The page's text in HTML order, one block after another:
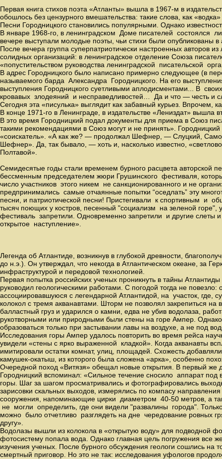
Первая книга стихов поэта «Атланты» вышла в 1967-м в
обошлось без цензурного вмешательства: такие слова, как
Песни Городницкого становились популярными. Однако
В январе 1968-го, в ленинградском Доме писателей состоялся
вечере выступали молодые поэты, чьи стихи были опубликованы
После вечера группа суперпатриотически настроенных авторов
солидных организаций: в ленинградское отделение Союза
«попустительством руководства ленинградской писательской
В адрес Городницкого было написано примерно следующее (в
называемого барда Александра Городницкого. На его
выступления Городницкого суетливыми аплодисментами... В
кровавых злодеяний и несправедливостей… Да и что — честь и
Сегодня эта «писулька» выглядит как забавный курьез. Впрочем,
В конце 1971-го в Ленинграде, в издательстве «Лениздат» вышла
В это время Городницкий подал документы для приема в Союз
такими рекомендациями в Союз могут и не принять».
«соискатель». «А как же? — продолжал Шефнер, — Слуцкий,
Шефнер». Да, так бывало, — хоть и, насколько известно,
Полтавой».
Семидесятые годы стали временем бурного расцвета авторской
бессменным председателем жюри Грушинского фестиваля,
число участников этого никем не санкционированного и не
предпринимались самые отчаянные попытки “оседлать” эту
песни, и патриотической песни! Пристегивали к спортивным и
тысяч поющих у костров, песенный "социализм на зеленой горе",
фестиваль запретили. Одновременно запретили и другие
открытое наступление».
Легенда об Атлантиде, возникнув в глубокой древности,
до н.э.). Он утверждал, что некогда в Атлантическом океане, за
инфраструктурой и передовой технологией.
Первая попытка российских ученых проникнуть в тайны
руководил геологическими работами. С погодой тогда не
ассоциировавшуюся с легендарной Атлантидой, на участок,
колокол с тремя акванавтами. Шторм не позволял закрепиться
балластный груз и ударился о камни, едва не убив водолаза,
рукотворными или природными были стены на горе Ампер. Однако
образоваться только при застывании лавы на воздухе, а не под
Исследования горы Ампер удалось повторить во время рейса
увидели «стены с ярко выраженной кладкой». Когда акванавты
имитировали остатки комнат, улиц, площадей. Схожесть
камушек-окатыш, из которого была сложена «арка», особенно
Очередной поход «Витязя» обещал новые открытия. В первый же
Городницкий вспоминал: «Сильное течение сносило аппарат
горы. Шаг за шагом просматривались и фотографировались
зарисовки скальных выходов, измерялись по компасу
сооружения, напоминающие цирки диаметром 40-50 метров, а
не могли определить, где они видели "развалины города".
можно было отчетливо разглядеть на дне чередование
другу».
Водолазы вышли из колокола в «открытую воду» для подводной
фотосистему попала вода. Однако главная цель погружения все
изучения ученых. После бурного обсуждения геологи сошлись на
смертный приговор. Но это не так: исследования уфологов